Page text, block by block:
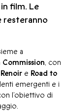
film. Le
resteranno
a
, con
e Road to
emergenti e i
l’obiettivo di